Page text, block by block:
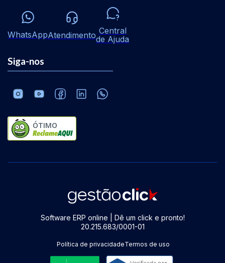
WhatsAppAtendimento Central
de Ajuda
Siga-nos
ÓTIMO
Software ERP online | Dê um click e pronto!
20.215.683/0001-01
Política de privacidadeTermos de uso